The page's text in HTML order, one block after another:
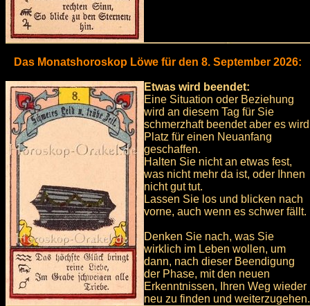
Das Monatshoroskop Löwe für den 8. September 2026:
Etwas wird beendet:
Eine Situation oder Beziehung
wird an diesem Tag für Sie
schmerzhaft beendet aber es wird
Platz für einen Neuanfang
geschaffen.
Halten Sie nicht an etwas fest,
was nicht mehr da ist, oder Ihnen
nicht gut tut.
Lassen Sie los und blicken nach
vorne, auch wenn es schwer fällt.
Denken Sie nach, was Sie
wirklich im Leben wollen, um
dann, nach dieser Beendigung
der Phase, mit den neuen
Erkenntnissen, Ihren Weg wieder
neu zu finden und weiterzugehen.